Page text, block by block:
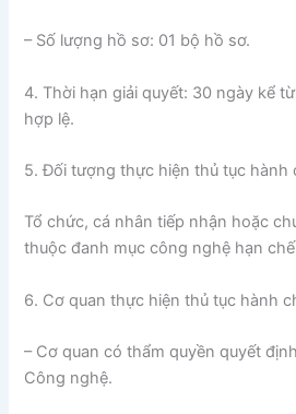
– Số lượng hồ sơ: 01 bộ hồ sơ.
4. Thời hạn giải quyết: 30 ngày kể
hợp lệ.
5. Đối tượng thực hiện thủ tục hành
Tổ chức, cá nhân tiếp nhận hoặc
thuộc đanh mục công nghệ hạn
6. Cơ quan thực hiện thủ tục hành
– Cơ quan có thẩm quyền quyết
Công nghệ.